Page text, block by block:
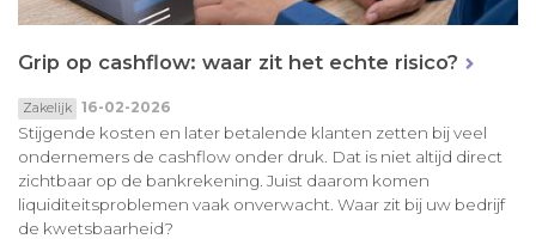
Grip op cashflow: waar zit het echte risico?
Zakelijk 16-02-2026
Stijgende kosten en later betalende klanten zetten bij veel
ondernemers de cashflow onder druk. Dat is niet altijd direct
zichtbaar op de bankrekening. Juist daarom komen
liquiditeitsproblemen vaak onverwacht. Waar zit bij uw bedrijf
de kwetsbaarheid?